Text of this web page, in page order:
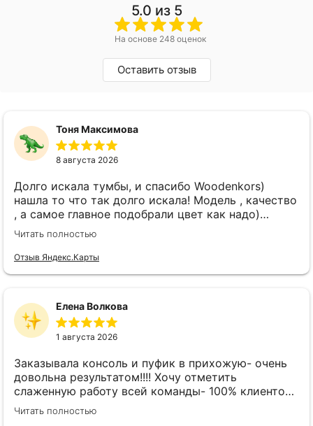
5.0 из 5
На основе 248 оценок
Оставить отзыв
Тоня Максимова
8 августа 2026
Долго искала тумбы, и спасибо Woodenkors)
нашла то что так долго искала! Модель , качество
, а самое главное подобрали цвет как надо)
спасибо большое! Отдельное спасибо Виктору!
Читать полностью
Отзыв Яндекс.Карты
Елена Волкова
1 августа 2026
Заказывала консоль и пуфик в прихожую- очень
довольна результатом!!!! Хочу отметить
слаженную работу всей команды- 100% клиенто
ориентированная команда!!!! При заказе
внимательно слушают заказчика , что очень
Читать полностью